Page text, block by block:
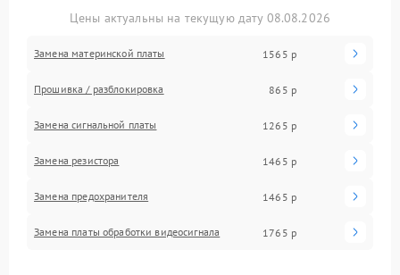
Цены актуальны на текущую дату 08.08.2026
Замена материнской платы 1565 р
Прошивка / разблокировка 865 р
Замена сигнальной платы 1265 р
Замена резистора 1465 р
Замена предохранителя 1465 р
Замена платы обработки видеосигнала 1765 р